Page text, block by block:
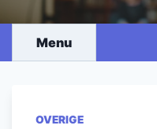
Menu
OVERIGE